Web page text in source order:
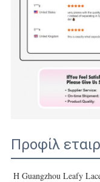
Προφίλ
Η Guangzhou Leafy